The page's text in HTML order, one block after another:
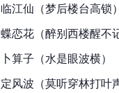
临江仙（梦后楼台高锁
蝶恋花（醉别西楼醒不
卜算子（水是眼波横）
定风波（莫听穿林打叶